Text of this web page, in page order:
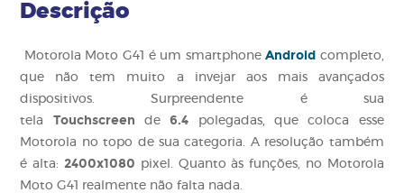
Descrição
Motorola Moto G41 é um smartphoneAndroid completo,
que não tem muito a invejar aos mais avançados
dispositivos. Surpreendente é sua
tela Touchscreen de6.4 polegadas, que coloca esse
Motorola no topo de sua categoria. A resolução também
é alta: 2400x1080 pixel. Quanto às funções, no Motorola
Moto G41 realmente não falta nada.